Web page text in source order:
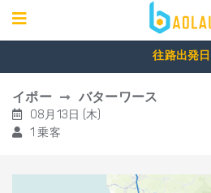
往路出発日
イポー バターワース
08月13日 (木)
1 乗客